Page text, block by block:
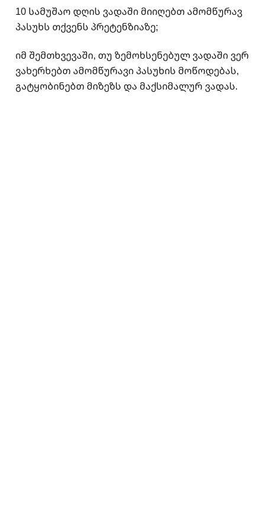
10 სამუშაო დღის ვადაში მიიღებთ ამომწურავ
პასუხს თქვენს პრეტენზიაზე;
იმ შემთხვევაში, თუ ზემოხსენებულ ვადაში ვერ
ვახერხებთ ამომწურავი პასუხის მოწოდებას,
გატყობინებთ მიზეზს და მაქსიმალურ ვადას.